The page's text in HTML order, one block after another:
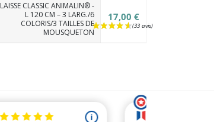
LAISSE CLASSIC ANIMALIN® -
L 120 CM – 3 LARG./6
COLORIS/3 TAILLES DE
MOUSQUETON
17,00 €